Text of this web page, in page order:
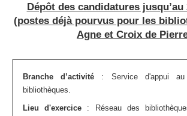
Dépôt des candidatures jusqu’au
(postes déjà pourvus pour les
Agne et Croix de
Branche d’activité : Service d'appui
bibliothèques.
Lieu d'exercice: Réseau des